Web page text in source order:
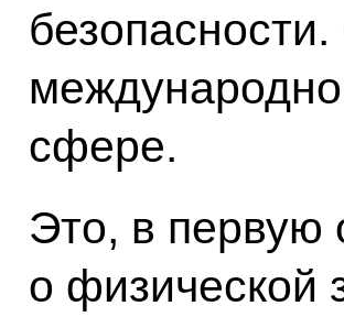
сфере.
Это, в первую
о физической